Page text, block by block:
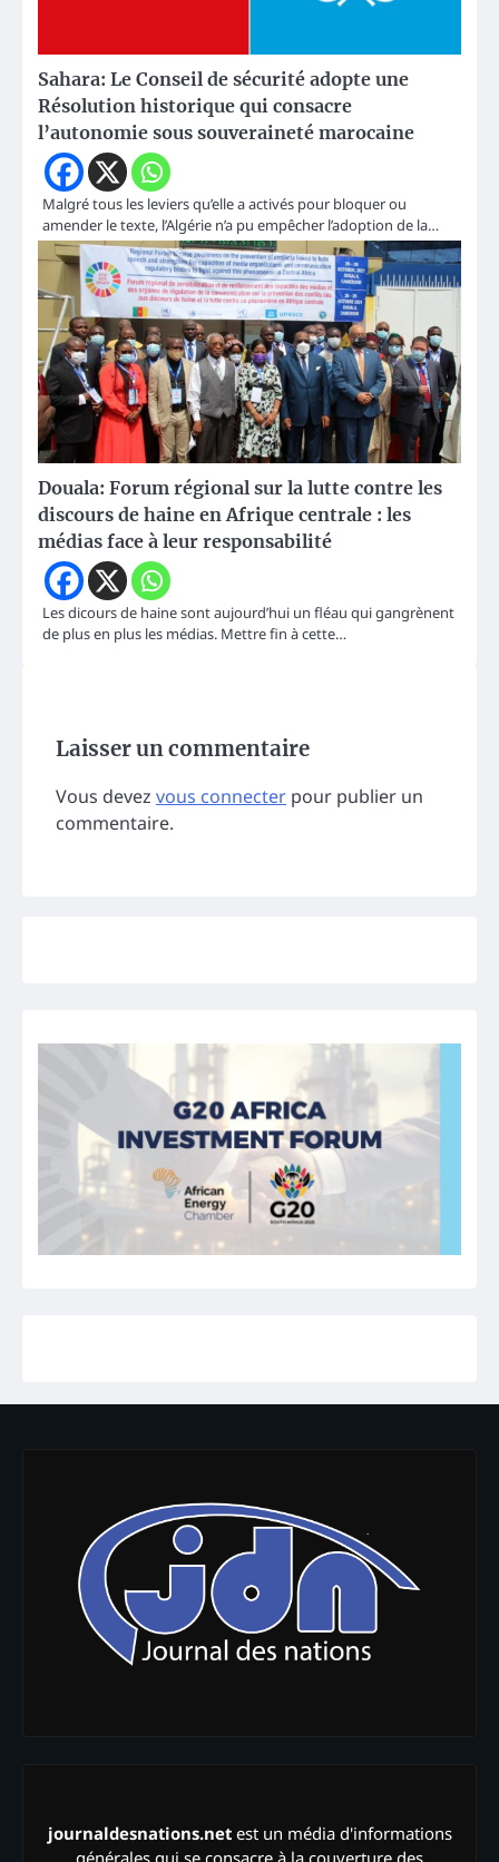
Sahara: Le Conseil de sécurité adopte une
Résolution historique qui consacre
l’autonomie sous souveraineté marocaine
Malgré tous les leviers qu’elle a activés pour bloquer ou
amender le texte, l’Algérie n’a pu empêcher l’adoption de la…
Douala: Forum régional sur la lutte contre les
discours de haine en Afrique centrale : les
médias face à leur responsabilité
Les dicours de haine sont aujourd’hui un fléau qui gangrènent
de plus en plus les médias. Mettre fin à cette…
Laisser un commentaire
Vous devez vous connecter pour publier un
commentaire.
journaldesnations.netest un média d'informations